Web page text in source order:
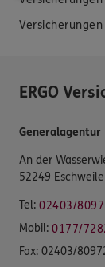
ERGO
Generalagentur
An der
52249
Tel: 02403/
Mobil: 0177/
Fax: 02403/